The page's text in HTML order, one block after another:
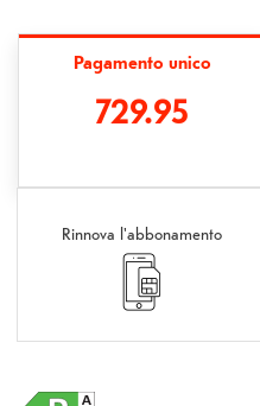
Pagamento unico
729.95
Rinnova l'abbonamento